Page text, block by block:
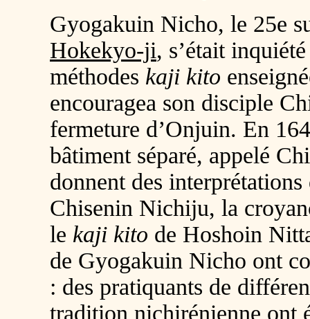
Gyogakuin Nicho, le 25e
Hokekyo-ji, s’était
méthodes kaji kito
encouragea son disciple
fermeture d’Onjuin. En
bâtiment séparé, appelé
donnent des
Chisenin Nichiju, la
le kaji kito de Hoshoin
de Gyogakuin Nicho ont
: des pratiquants de
tradition nichirénienne ont